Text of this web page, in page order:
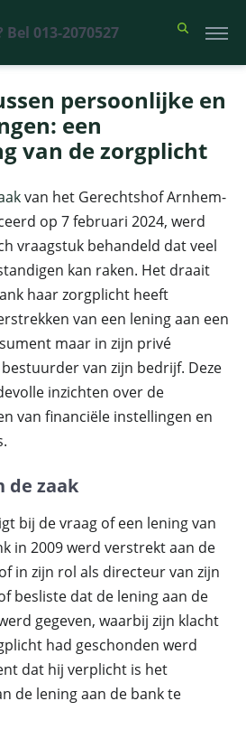
Bel 013-2070527
>Uitspraken>De fijne lijn tussen
een verduidelijking van de
persoonlijke en
een
van de zorgplicht
van het Gerechtshof Arnhem-
op 7 februari 2024, werd
vraagstuk behandeld dat veel
kan raken. Het draait
haar zorgplicht heeft
van een lening aan een
maar in zijn privé
van zijn bedrijf. Deze
inzichten over de
van financiële instellingen en
de zaak
bij de vraag of een lening van
in 2009 werd verstrekt aan de
in zijn rol als directeur van zijn
besliste dat de lening aan de
gegeven, waarbij zijn klacht
had geschonden werd
dat hij verplicht is het
de lening aan de bank te